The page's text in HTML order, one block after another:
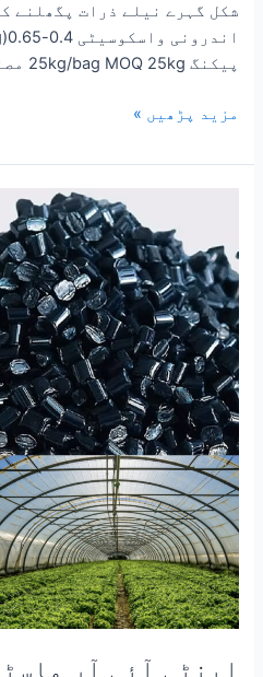
پیکنگ 25kg/bag MOQ 25kg مصنوعات کی تفصیل: ہائی
مزید پڑھیں »
اینٹی آئی آر
آر
ماسٹر
بیچ
ہائی
ٹرانسپیرنسی
ہیٹ
انسولیشن
ماسٹر
بیچ